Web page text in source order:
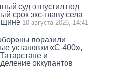
суд отпустил под
срок экс-главу села
10 августа 2026, 14:41
поразили
установки «С-400»,
и
оккупантов